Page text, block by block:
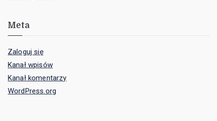
Meta
Zaloguj się
Kanał wpisów
Kanał komentarzy
WordPress.org